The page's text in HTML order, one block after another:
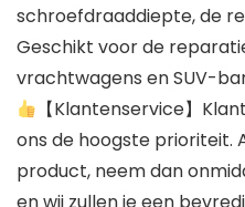
schroefdraaddiepte, de
Geschikt voor de
vrachtwagens en SUV-
【Klantenservice】
ons de hoogste prioriteit.
product, neem dan